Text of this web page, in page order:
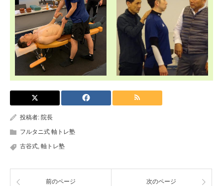
投稿者: 院長
フルタニ式 軸トレ塾
古谷式, 軸トレ塾
前のページ 次のページ